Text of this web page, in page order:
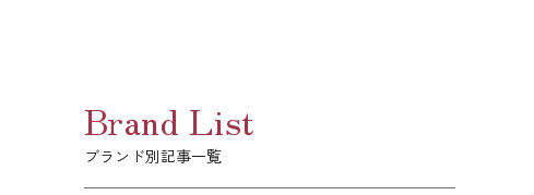
Brand List
ブランド別記事一覧